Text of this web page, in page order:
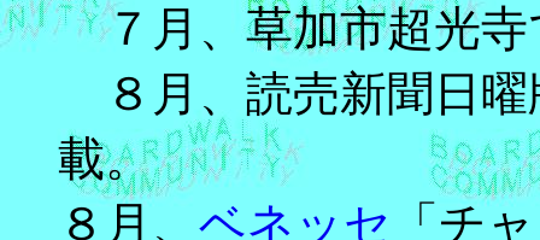
７月、草加市超光寺
８月、読売新聞日
載。
８月、 ベネッセ 「チ